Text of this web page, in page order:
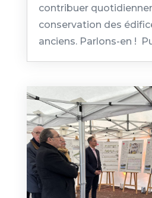
contribuer
conservation des
anciens. Parlons-en !